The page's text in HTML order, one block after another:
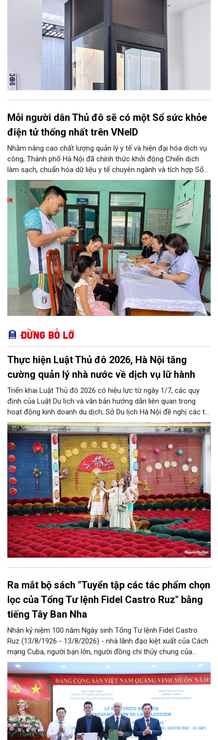
Mỗi người dân Thủ đô sẽ có một Sổ sức khỏe
điện tử thống nhất trên VNeID
Nhằm nâng cao chất lượng quản lý y tế và hiện đại hóa dịch vụ
công, Thành phố Hà Nội đã chính thức khởi động Chiến dịch
làm sạch, chuẩn hóa dữ liệu y tế chuyên ngành và tích hợp Sổ
sức khỏe điện tử trên ứng dụng VNeID. Chương trình trọng điểm
này hứa hẹn giúp mỗi người dân Thủ đô làm chủ một hồ sơ sức
khỏe điện tử duy nhất, cho phép theo dõi và chăm sóc sức
khỏe toàn diện theo vòng đời trên không gian mạng.
Đừng bỏ lỡ
Thực hiện Luật Thủ đô 2026, Hà Nội tăng
cường quản lý nhà nước về dịch vụ lữ hành
Triển khai Luật Thủ đô 2026 có hiệu lực từ ngày 1/7, các quy
định của Luật Du lịch và văn bản hướng dẫn liên quan trong
hoạt động kinh doanh du dịch; Sở Du lịch Hà Nội đề nghị các tổ
chức, đơn vị, doanh nghiệp kinh doanh dịch vụ lữ hành trên địa
bàn thành phố thực hiện một số nội dung quan trọng. Qua đó
góp phần thực hiện thắng lợi các mục tiêu phát triển du lịch Hà
Nội năm 2026 và giai đoạn tiếp theo.
Ra mắt bộ sách "Tuyển tập các tác phẩm chọn
lọc của Tổng Tư lệnh Fidel Castro Ruz" bằng
tiếng Tây Ban Nha
Nhân kỷ niệm 100 năm Ngày sinh Tổng Tư lệnh Fidel Castro
Ruz (13/8/1926 - 13/8/2026) - nhà lãnh đạo kiệt xuất của Cách
mạng Cuba, người bạn lớn, người đồng chí thủy chung của
Đảng, Nhà nước và nhân dân Việt Nam, chiều 5/8, tại Hà Nội,
Nhà xuất bản Chính trị quốc gia Sự thật phối hợp với Ban Tuyên
giáo Trung ương tổ chức Lễ giới thiệu bộ sách “Tuyển tập các
tác phẩm chọn lọc của Tổng Tư lệnh Fidel Castro Ruz” gồm 24
tập bằng tiếng Tây Ban Nha.